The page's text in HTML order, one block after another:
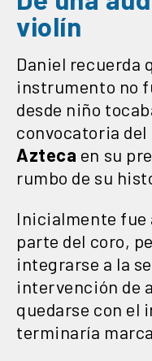
violín
Daniel recuerda
instrumento no
desde niño
convocatoria del
Azteca en su
rumbo de su
Inicialmente fue
parte del coro,
integrarse a la
intervención de
quedarse con el
terminaría